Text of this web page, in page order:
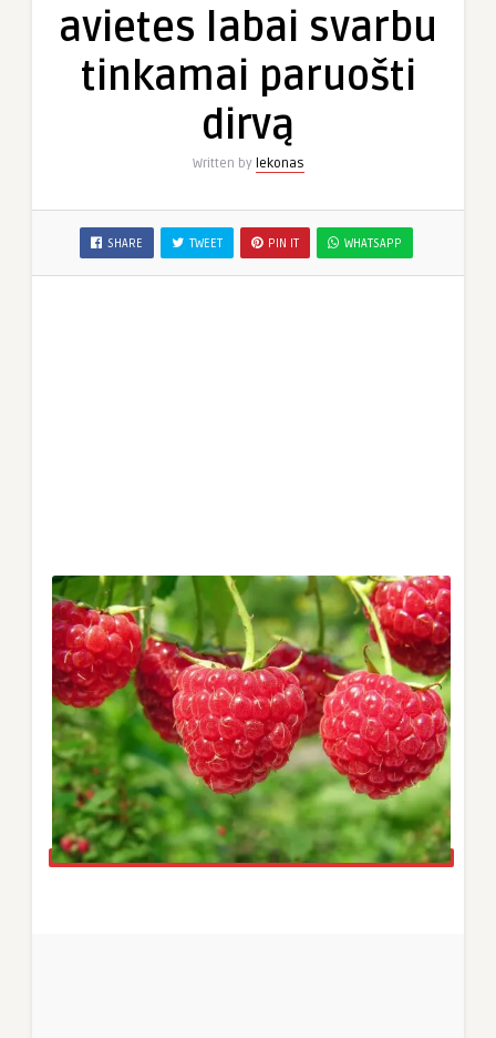
svarbu
avietes labai svarbu
tinkamai paruošti
dirvą
Written by lekonas
SHARE TWEET PIN IT WHATSAPP